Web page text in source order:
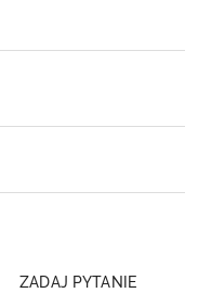
ZADAJ PYTANIE